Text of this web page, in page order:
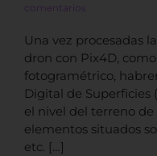
comentarios
Una vez procesadas
dron con Pix4D,
fotogramétrico,
Digital de
el nivel del terreno
elementos situados
etc. […]